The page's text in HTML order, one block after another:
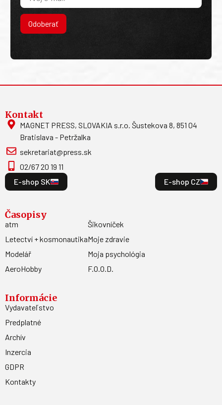
Odoberať
Kontakt
MAGNET PRESS, SLOVAKIA s.r.o. Šustekova 8, 851 04
Bratislava - Petržalka
sekretariat@press.sk
02/67 20 19 11
E-shop SK
E-shop CZ
Časopisy
atm
Letectví + kosmonautika
Modelář
AeroHobby
Šikovníček
Moje zdravie
Moja psychológia
F.O.O.D.
Informácie
Vydavateľstvo
Predplatné
Archív
Inzercia
GDPR
Kontakty